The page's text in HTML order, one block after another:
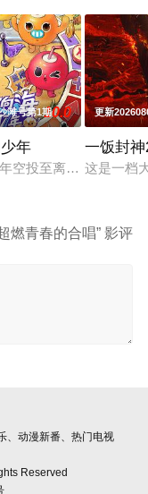
延续经典的同时，
滩号第1期10.0
年
空投至离海最远的大
更新
一饭封神
这是一档
燃青春的合唱” 影评
、动漫新番、热门电视
Reserved